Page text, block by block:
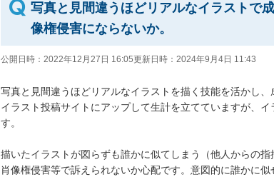
写真と見間違うほどリアルなイラストで
像権侵害にならないか。
公開日時： 2022年12月27日 16:05更新日時： 2024年9月4日 11:43
写真と見間違うほどリアルなイラストを描く技能を活かし、
イラスト投稿サイトにアップして生計を立てていますが、
す。
描いたイラストが図らずも誰かに似てしまう（他人からの
肖像権侵害等で訴えられないか心配です。意図的に誰かに